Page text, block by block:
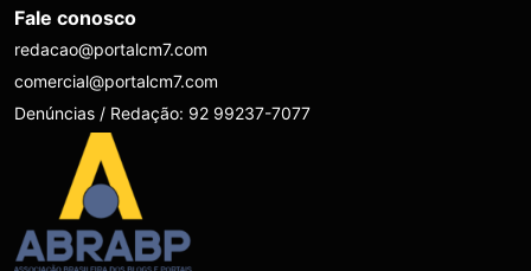
Fale conosco
redacao@portalcm7.com
comercial@portalcm7.com
Denúncias / Redação: 92 99237-7077